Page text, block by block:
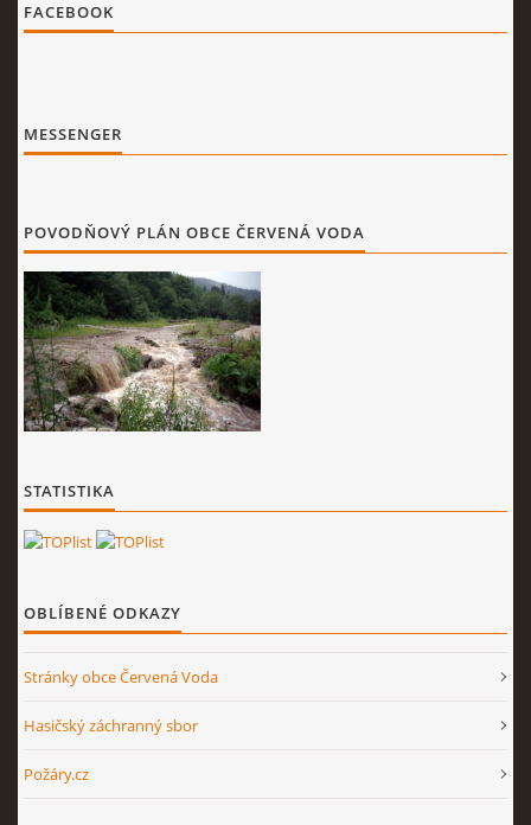
FACEBOOK
MESSENGER
POVODŇOVÝ PLÁN OBCE ČERVENÁ VODA
STATISTIKA
OBLÍBENÉ ODKAZY
Stránky obce Červená Voda
Hasičský záchranný sbor
Požáry.cz